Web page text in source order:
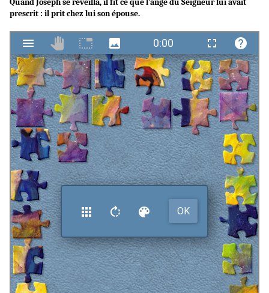
Quand Joseph se réveilla, il fit ce que l’ange du Seigneur lui avait
prescrit : il prit chez lui son épouse.